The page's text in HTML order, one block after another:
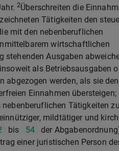
2Überschreiten die
Tätigkeiten den
mit den nebenberuflichen
wirtschaftlichen
stehenden Ausgaben
als Betriebsausgaben
abgezogen werden, als sie den
Einnahmen übersteigen;
nebenberuflichen Tätigkeiten
mildtätiger und
bis 54
der
einer juristischen Person